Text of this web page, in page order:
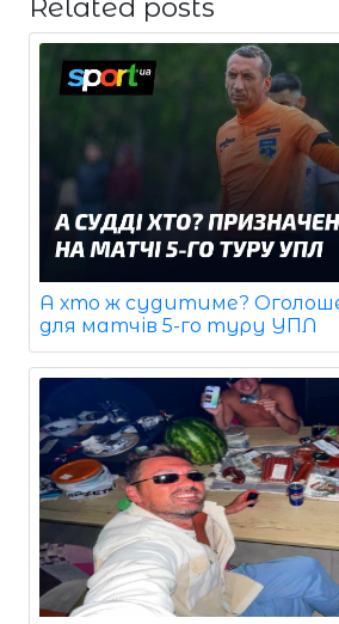
Related posts
А хто ж судитиме?
для матчів 5-го туру УПЛ